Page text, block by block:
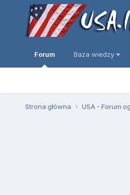
Forum Baza wiedzy
Strona główna USA - Forum